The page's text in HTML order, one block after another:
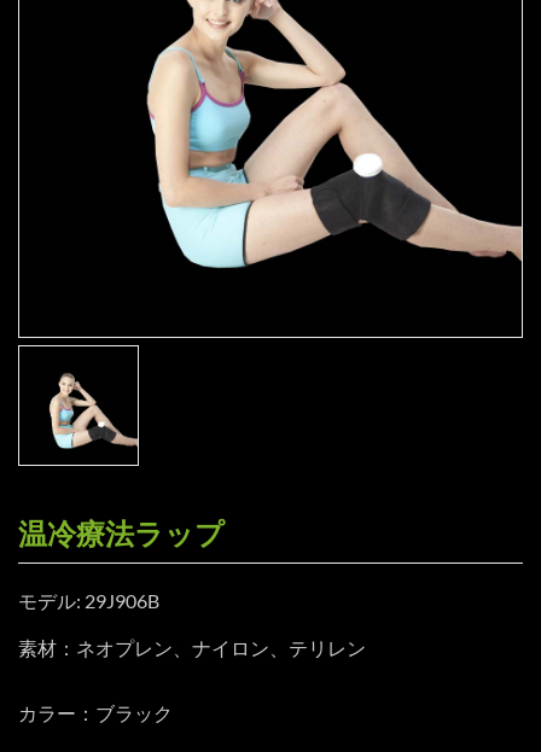
温冷療法ラップ
モデル: 29J906B
素材：ネオプレン、ナイロン、テリレン
カラー：ブラック